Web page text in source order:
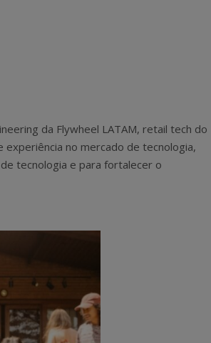
da Flywheel LATAM, retail tech do
experiência no mercado de tecnologia,
tecnologia e para fortalecer o